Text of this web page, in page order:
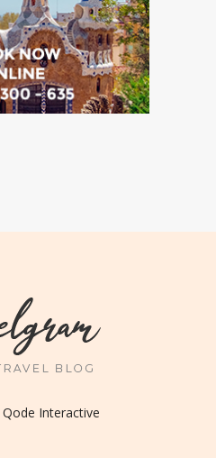
Qode Interactive